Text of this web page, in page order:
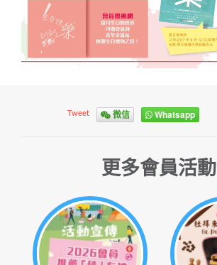
Tweet 微信 Whatsapp
更多會員活動